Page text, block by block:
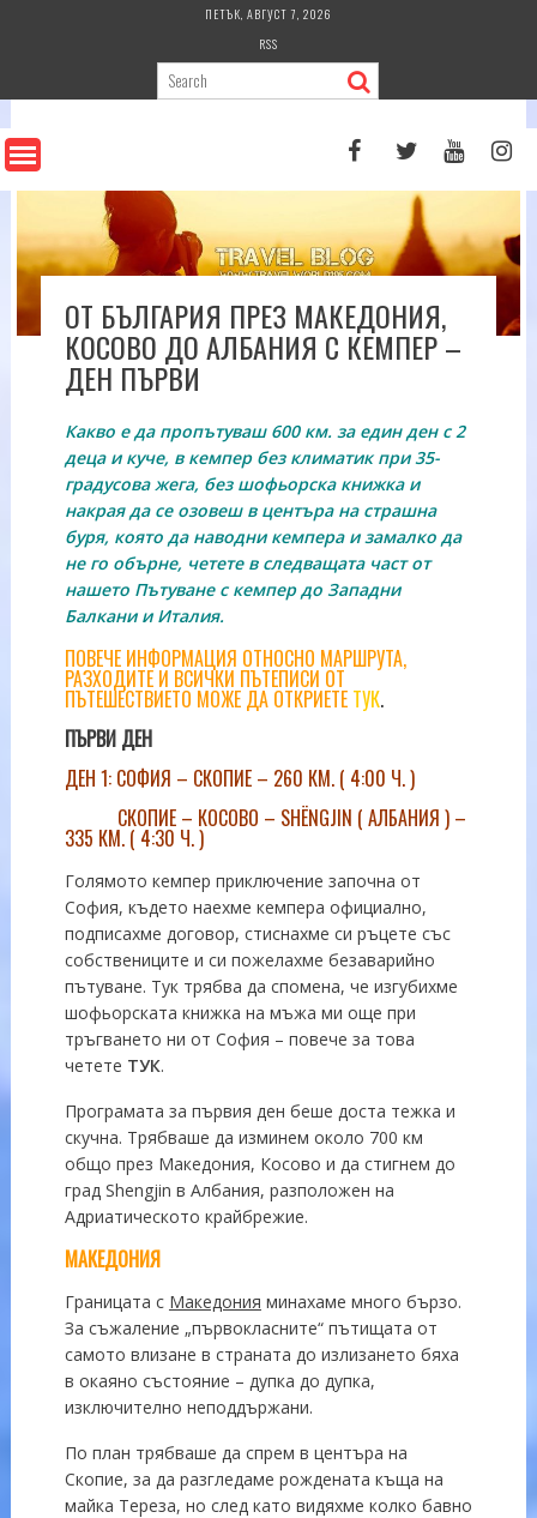
ПЕТЪК, АВГУСТ 7, 2026
RSS
ОТ БЪЛГАРИЯ ПРЕЗ МАКЕДОНИЯ,
КОСОВО ДО АЛБАНИЯ С КЕМПЕР –
ДЕН ПЪРВИ
Какво е да пропътуваш 600 км. за един ден с 2
деца и куче, в кемпер без климатик при 35-
градусова жега, без шофьорска книжка и
накрая да се озовеш в центъра на страшна
буря, която да наводни кемпера и замалко да
не го обърне, четете в следващата част от
нашето Пътуване с кемпер до Западни
Балкани и Италия.
ПОВЕЧЕ ИНФОРМАЦИЯ ОТНОСНО МАРШРУТА,
РАЗХОДИТЕ И ВСИЧКИ ПЪТЕПИСИ ОТ
ПЪТЕШЕСТВИЕТО МОЖЕ ДА ОТКРИЕТЕ ТУК.
ПЪРВИ ДЕН
ДЕН 1: СОФИЯ – СКОПИЕ – 260 КМ. ( 4:00 Ч. )
СКОПИЕ – КОСОВО – SHËNGJIN ( АЛБАНИЯ ) –
335 КМ. ( 4:30 Ч. )
Голямото кемпер приключение започна от
София, където наехме кемпера официално,
подписахме договор, стиснахме си ръцете със
собствениците и си пожелахме безаварийно
пътуване. Тук трябва да спомена, че изгубихме
шофьорската книжка на мъжа ми още при
тръгването ни от София – повече за това
четете ТУК.
Програмата за първия ден беше доста тежка и
скучна. Трябваше да изминем около 700 км
общо през Македония, Косово и да стигнем до
град Shengjin в Албания, разположен на
Адриатическото крайбрежие.
МАКЕДОНИЯ
Границата с Македония минахаме много бързо.
За съжаление „първокласните“ пътищата от
самото влизане в страната до излизането бяха
в окаяно състояние – дупка до дупка,
изключително неподдържани.
По план трябваше да спрем в центъра на
Скопие, за да разгледаме рождената къща на
майка Тереза, но след като видяхме колко бавно